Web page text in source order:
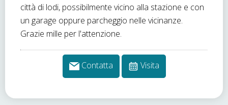
città di lodi, possibilmente vicino alla stazione e con
un garage oppure parcheggio nelle vicinanze.
Grazie mille per l'attenzione.
Contatta Visita